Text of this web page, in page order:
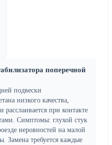
поперечной
подвески
низкого качества,
расслаивается при контакте
Симптомы: глухой стук
неровностей на малой
Замена требуется каждые